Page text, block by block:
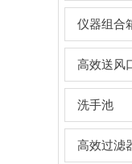
仪器组合
高效送风
洗手池
高效过滤